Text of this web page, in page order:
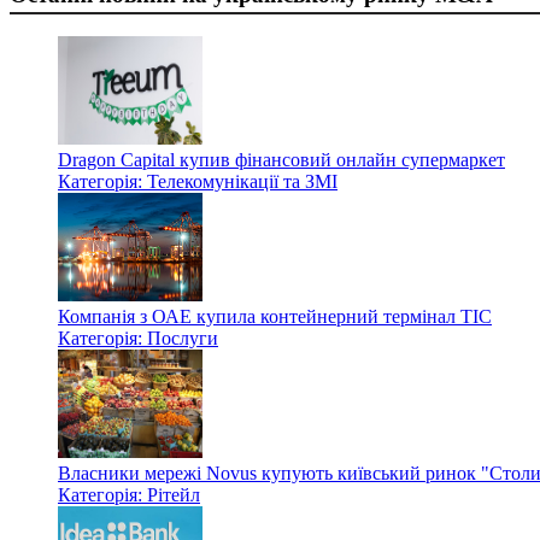
Dragon Capital купив фінансовий онлайн супермаркет
Категорія: Телекомунікації та ЗМІ
Компанія з ОАЕ купила контейнерний термінал ТІС
Категорія: Послуги
Власники мережі Novus купують київський ринок
Категорія: Рітейл